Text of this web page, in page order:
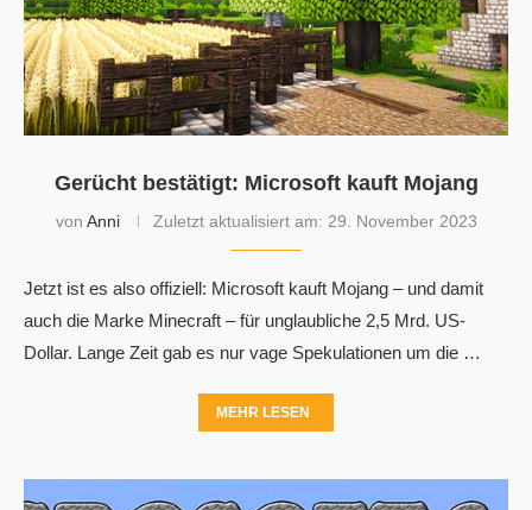
Gerücht bestätigt: Microsoft kauft Mojang
von Anni Zuletzt aktualisiert am: 29. November 2023
Jetzt ist es also offiziell: Microsoft kauft Mojang – und damit
auch die Marke Minecraft – für unglaubliche 2,5 Mrd. US-
Dollar. Lange Zeit gab es nur vage Spekulationen um die …
MEHR LESEN